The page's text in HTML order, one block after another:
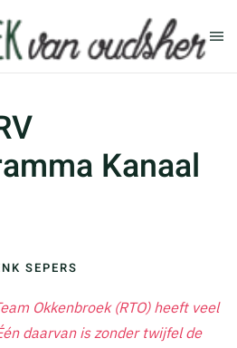
Kanaal
SEPERS
Okkenbroek (RTO) heeft veel
daarvan is zonder twijfel de